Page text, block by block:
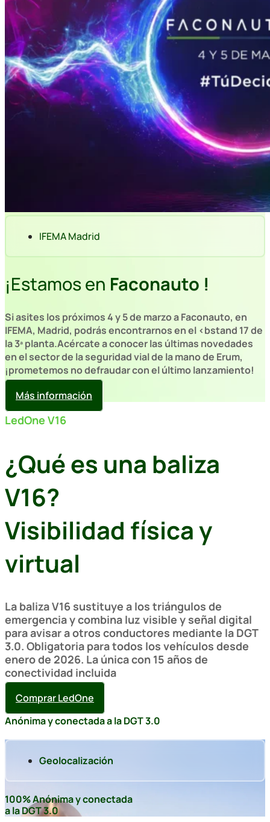
IFEMA Madrid
¡Estamos en Faconauto !
Si asites los próximos 4 y 5 de marzo a Faconauto, en
IFEMA, Madrid, podrás encontrarnos en el <bstand 17 de
la 3ª planta.Acércate a conocer las últimas novedades
en el sector de la seguridad vial de la mano de Erum,
¡prometemos no defraudar con el último lanzamiento!
Más información
LedOne V16
¿Qué es una baliza
V16?
Visibilidad física y
virtual
La baliza V16 sustituye a los triángulos de
emergencia y combina luz visible y señal digital
para avisar a otros conductores mediante la DGT
3.0. Obligatoria para todos los vehículos desde
enero de 2026. La única con 15 años de
conectividad incluida
Comprar LedOne
Anónima y conectada a la DGT 3.0
Geolocalización
100% Anónima y conectada
a la DGT 3.0